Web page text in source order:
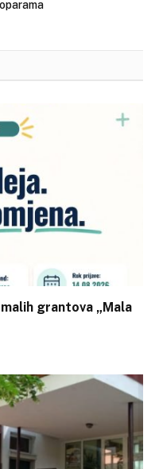
grantova „Mala